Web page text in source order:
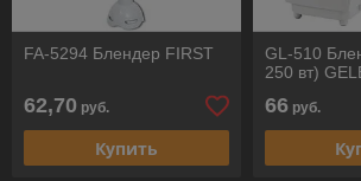
FA-5294 Блендер FIRST
62,70 руб.
Купить
GL-510
250 вт)
66руб.